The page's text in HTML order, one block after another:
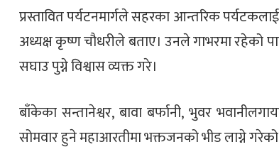
प्रस्तावित पर्यटनमार्गले सहरका आन्तरिक
अध्यक्ष कृष्ण चौधरीले बताए। उनले गाभरमा रहेको
सघाउ पुग्ने विश्वास व्यक्त गरे।
बाँकेका सन्तानेश्वर, बावा बर्फानी, भुवर
सोमवार हुने महाआरतीमा भक्तजनको भीड लाग्ने